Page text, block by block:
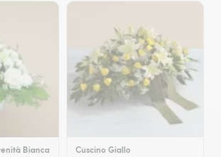
Bianca Cuscino Giallo